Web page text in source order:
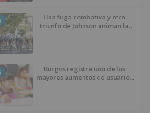
Una fuga combativa y otro
triunfo de Johnson animan la
Burgos registra uno de los
mayores aumentos de usuarios